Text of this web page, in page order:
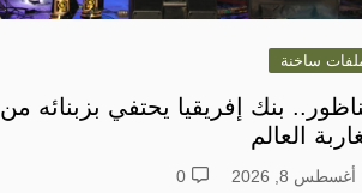
ساخنة
بنك إفريقيا يحتفي بزبنائه من
العالم
أغسطس 8, 2026 0